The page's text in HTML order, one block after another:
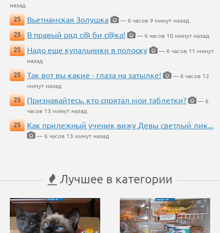
назад
25
Вьетнамская Золушка
— 6 часов 9 минут назад
25
В правый ряд с@ би с@ка!
— 6 часов 10 минут назад
25
Надо еще купальники в полоску
— 6 часов 11 минут
назад
25
Так вот вы какие - глаза на затылке!
— 6 часов 12
минут назад
25
Признавайтесь, кто спрятал мои таблетки?
— 6
часов 13 минут назад
25
Как прилежный ученик вижу Девы светлый лик...
— 6 часов 13 минут назад
Лучшее в категории